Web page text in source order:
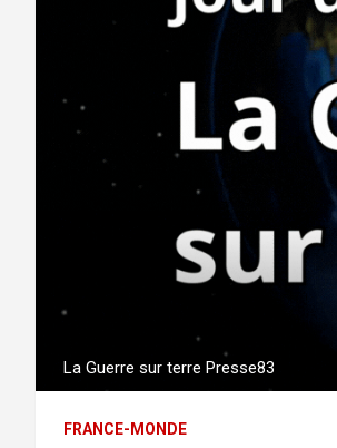
La Guerre sur terre Presse83
FRANCE-MONDE